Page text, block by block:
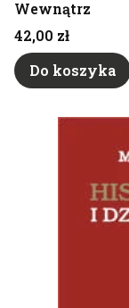
Wewnątrz
Cena
42,00 zł
Do koszyka